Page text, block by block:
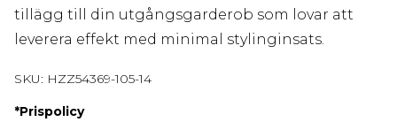
tillägg till din utgångsgarderob som lovar att
leverera effekt med minimal stylinginsats.
SKU: HZZ54369-105-14
*Prispolicy